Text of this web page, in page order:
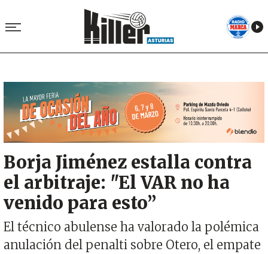
Borja Jiménez estalla contra
el arbitraje: "El VAR no ha
venido para esto”
El técnico abulense ha valorado la polémica
anulación del penalti sobre Otero, el empate